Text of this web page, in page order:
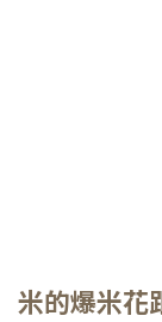
米的爆米花